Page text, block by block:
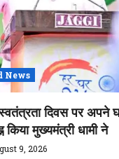
News
दिवस पर अपने
किया मुख्यमंत्री धामी ने
9, 2026